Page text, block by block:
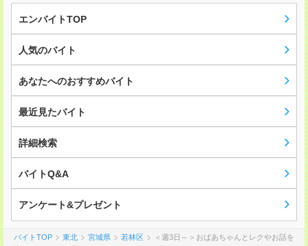
エンバイトTOP
人気のバイト
あなたへのおすすめバイト
最近見たバイト
詳細検索
バイトQ&A
アンケート&プレゼント
バイトTOP 東北 宮城県 若林区
＜週3日～＞おばあちゃんとレクやお話を